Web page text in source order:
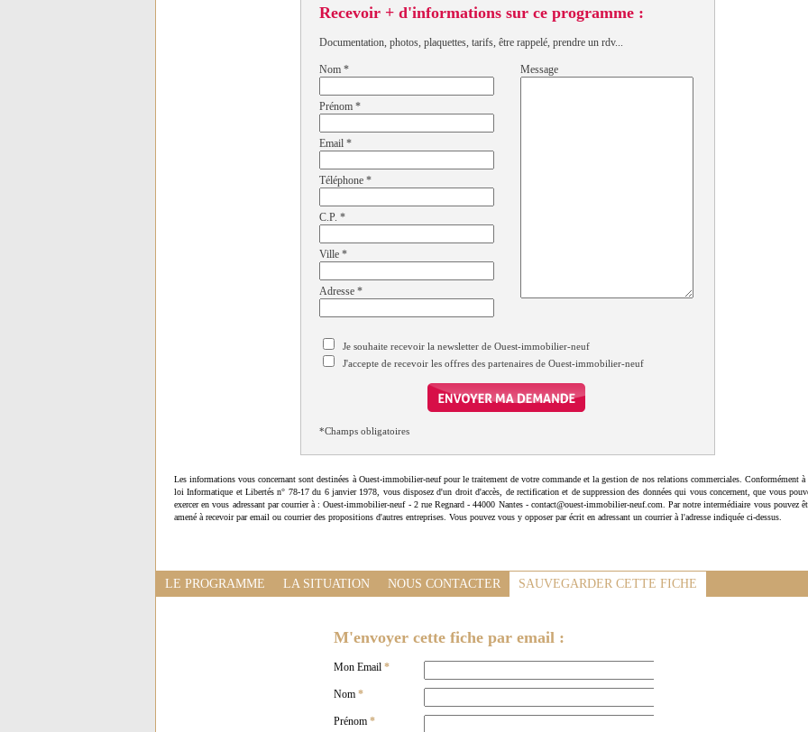
Recevoir + d'informations sur ce programme :
Documentation, photos, plaquettes, tarifs, être rappelé, prendre un rdv...
Nom *
Prénom *
Email *
Téléphone *
C.P. *
Ville *
Adresse *
Message
Je souhaite recevoir la newsletter de Ouest-immobilier-neuf
J'accepte de recevoir les offres des partenaires de Ouest-immobilier-neuf
*Champs obligatoires
Les informations vous concernant sont destinées à Ouest-immobilier-neuf pour le traitement de votre commande et la gestion de nos relations commerciales. Conformément à
loi Informatique et Libertés n° 78-17 du 6 janvier 1978, vous disposez d'un droit d'accès, de rectification et de suppression des données qui vous concernent, que vous
exercer en vous adressant par courrier à : Ouest-immobilier-neuf - 2 rue Regnard - 44000 Nantes - contact@ouest-immobilier-neuf.com. Par notre intermédiaire vous pouvez
amené à recevoir par email ou courrier des propositions d'autres entreprises. Vous pouvez vous y opposer par écrit en adressant un courrier à l'adresse indiquée ci-dessus.
LE PROGRAMME LA SITUATION NOUS CONTACTER SAUVEGARDER CETTE FICHE
M'envoyer cette fiche par email :
Mon Email *
Nom *
Prénom *